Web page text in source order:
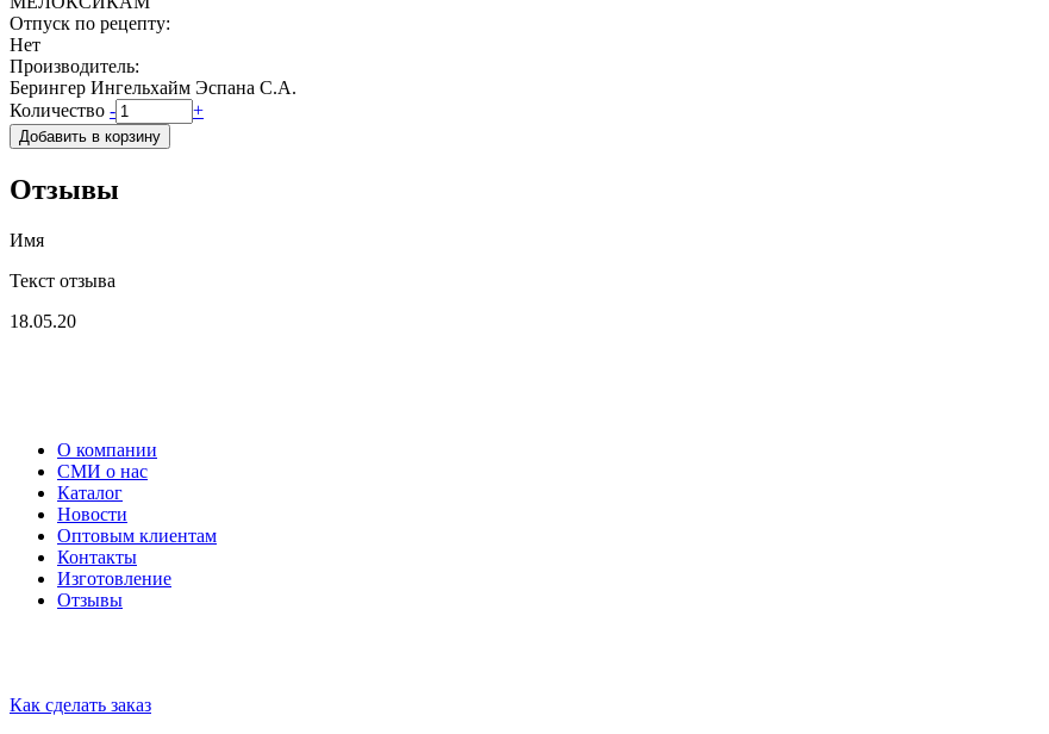
Отпуск по рецепту:
Нет
Производитель:
Берингер Ингельхайм Эспана С.А.
Количество - +
Отзывы
Имя
Текст отзыва
18.05.20
О компании
СМИ о нас
Каталог
Новости
Оптовым клиентам
Контакты
Изготовление
Отзывы
Как сделать заказ